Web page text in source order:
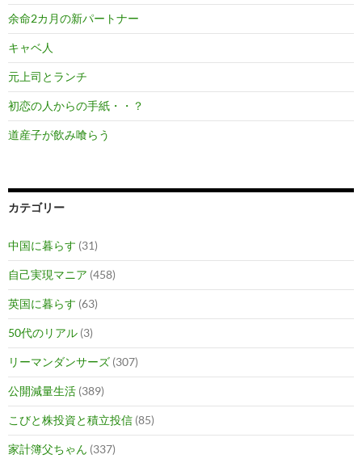
余命2カ月の新パートナー
キャベ人
元上司とランチ
初恋の人からの手紙・・？
道産子が飲み喰らう
カテゴリー
中国に暮らす (31)
自己実現マニア (458)
英国に暮らす (63)
50代のリアル (3)
リーマンダンサーズ (307)
公開減量生活 (389)
こびと株投資と積立投信 (85)
家計簿父ちゃん (337)